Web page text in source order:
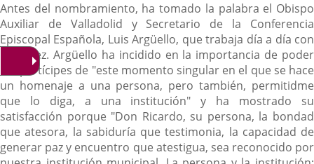
Antes del nombramiento, ha tomado la palabra el Obispo
Auxiliar de Valladolid y Secretario de la Conferencia
Episcopal Española, Luis Argüello, que trabaja día a día con
Blázquez. Argüello ha incidido en la importancia de poder
ser partícipes de "este momento singular en el que se hace
un homenaje a una persona, pero también, permitidme
que lo diga, a una institución" y ha mostrado su
satisfacción porque "Don Ricardo, su persona, la bondad
que atesora, la sabiduría que testimonia, la capacidad de
generar paz y encuentro que atestigua, sea reconocido por